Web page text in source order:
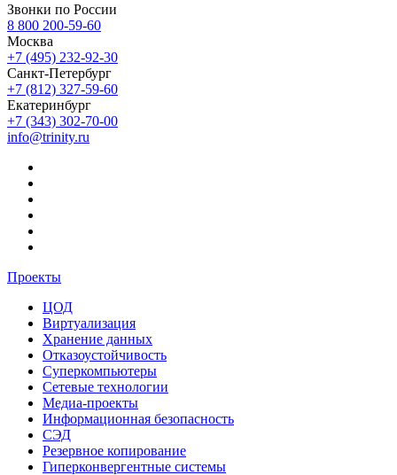
Звонки по России
8 800 200-59-60
Москва
+7 (495) 232-92-30
Санкт-Петербург
+7 (812) 327-59-60
Екатеринбург
+7 (343) 302-70-00
info@trinity.ru
Проекты
ЦОД
Виртуализация
Хранение данных
Отказоустойчивость
Суперкомпьютеры
Сетевые технологии
Медиа-проекты
Информационная безопасность
СЭД
Резервное копирование
Гиперконвергентные системы